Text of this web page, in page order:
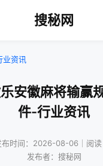
搜秘网
业资讯
安徽麻将输赢
件-行业资讯
布时间：2026-08-06｜阅读
发布者：搜秘网